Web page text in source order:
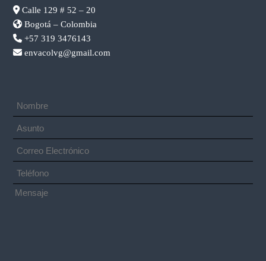
Calle 129 # 52 – 20
Bogotá – Colombia
+57 319 3476143
envacolvg@gmail.com